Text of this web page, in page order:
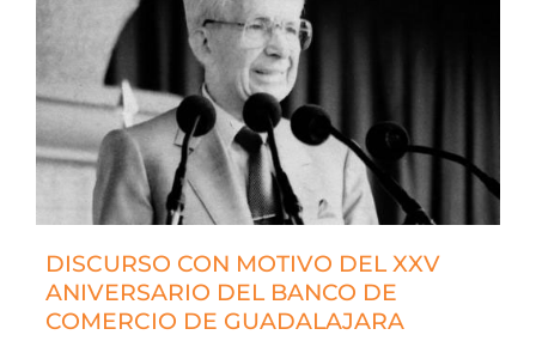
DISCURSO CON MOTIVO DEL XXV
ANIVERSARIO DEL BANCO DE
COMERCIO DE GUADALAJARA